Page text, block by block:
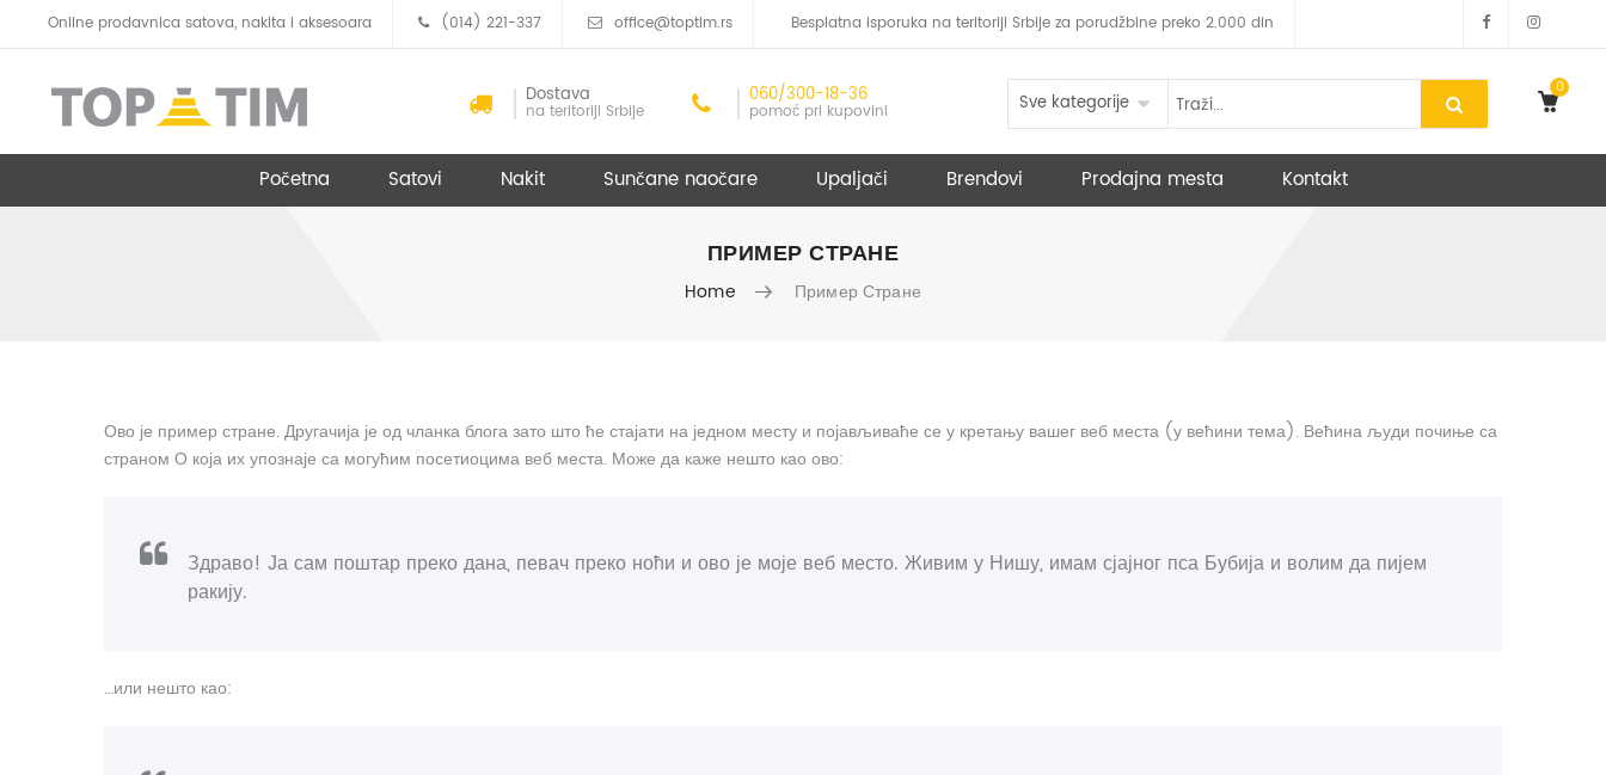
Online prodavnica satova, nakita i aksesoara (014) 221-337 office@toptim.rs Besplatna isporuka na teritoriji Srbije za porudžbine preko 2.000 din
Dostava
na teritoriji Srbije
060/300-18-36
pomoć pri kupovini Sve kategorije
0
Početna Satovi Nakit Sunčane naočare Upaljači Brendovi Prodajna mesta Kontakt
ПРИМЕР СТРАНЕ
Home Пример Стране
Ово је пример стране. Другачија је од чланка блога зато што ће стајати на једном месту и појављиваће се у кретању вашег веб места (у већини тема). Већина људи почиње са
страном О која их упознаје са могућим посетиоцима веб места. Може да каже нешто као ово:
Здраво! Ја сам поштар преко дана, певач преко ноћи и ово је моје веб место. Живим у Нишу, имам сјајног пса Бубија и волим да пијем
ракију.
…или нешто као: